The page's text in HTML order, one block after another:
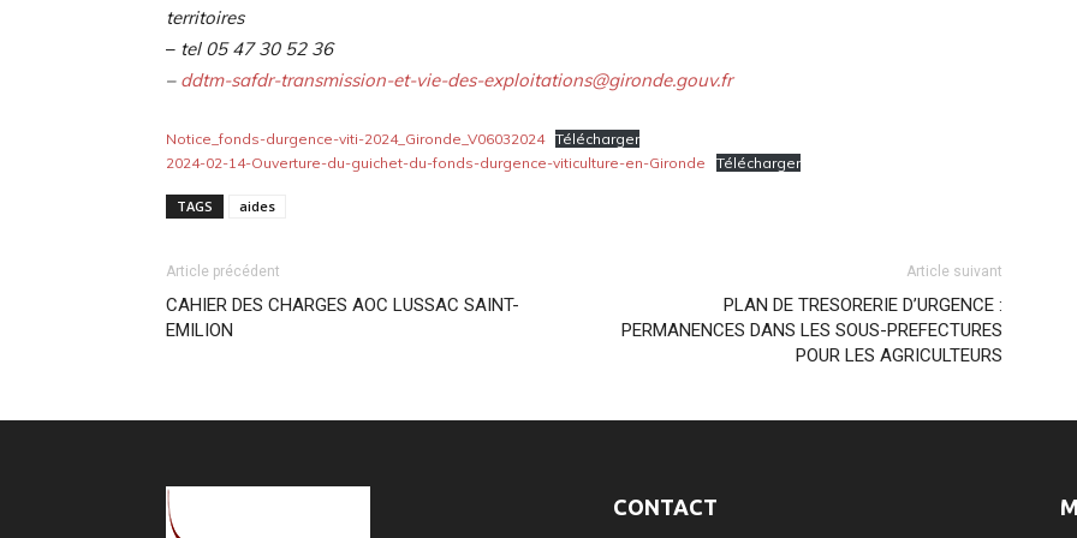
territoires
– tel 05 47 30 52 36
– ddtm-safdr-transmission-et-vie-des-exploitations@gironde.gouv.fr
Notice_fonds-durgence-viti-2024_Gironde_V06032024 Télécharger
2024-02-14-Ouverture-du-guichet-du-fonds-durgence-viticulture-en-Gironde
Télécharger
TAGS aides
Article précédent
CAHIER DES CHARGES AOC LUSSAC SAINT-
EMILION
Article suivant
PLAN DE TRESORERIE D’URGENCE :
PERMANENCES DANS LES SOUS-PREFECTURES
POUR LES AGRICULTEURS
CONTACT